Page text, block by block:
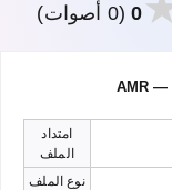
0(0 أصوات)
امتداد
الملف
نوع الملف